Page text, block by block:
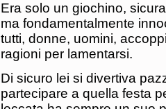
Era solo un giochino,
ma fondamentalmente
tutti, donne, uomini,
ragioni per lamentarsi.
Di sicuro lei si divertiva
partecipare a quella festa